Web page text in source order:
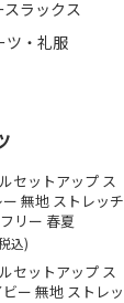
スラックス
ツ・礼服
セットアップ ス
ー 無地 ストレッチ
リー 春夏
込)
セットアップ ス
ビー 無地 ストレッ